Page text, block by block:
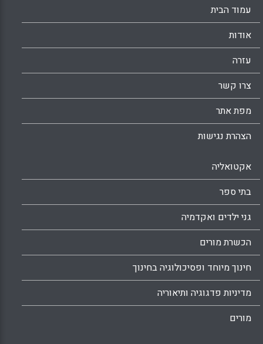
עמוד הבית
אודות
עזרה
צרו קשר
מפת אתר
הצהרת נגישות
אקטואליה
בתי ספר
גני ילדים ואקדמיה
הכשרת מורים
חינוך מיוחד ופסיכולוגיה בחינוך
מדיניות פדגוגיה ותיאוריה
מורים